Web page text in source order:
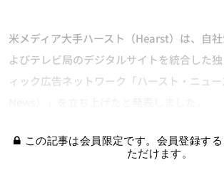
米メディア大手ハースト（Hearst）は、自
よびテレビ局のデジタルサイトを統合した
ィック広告ネットワーク「ハースト・ニュ
この記事は会員限定です。会員登録す
ただけます。